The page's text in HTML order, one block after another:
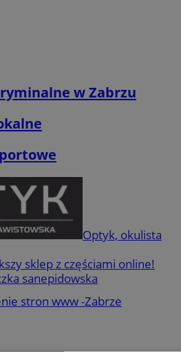
w Zabrzu
Optyk, okulista
sklep z częściami online!
sanepidowska
stron www -Zabrze